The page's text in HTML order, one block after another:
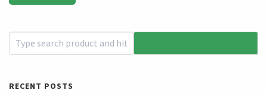
RECENT POSTS